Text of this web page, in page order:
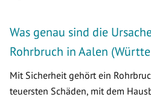
Was genau sind die
Rohrbruch in Aalen
Mit Sicherheit gehört ein
teuersten Schäden, mit dem